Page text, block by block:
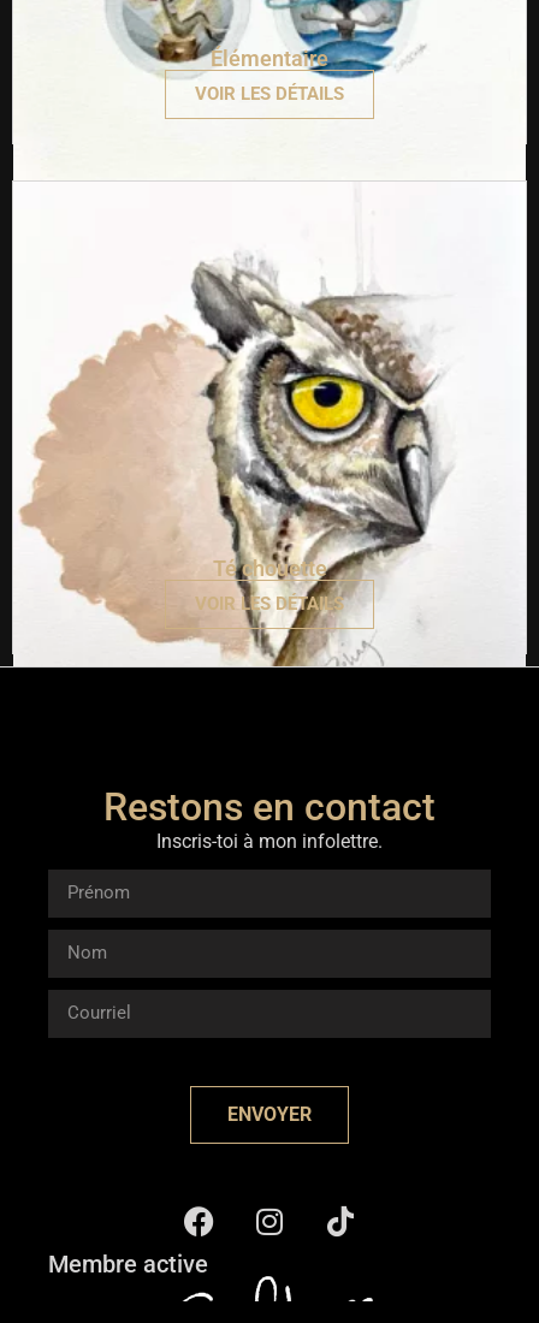
Élémentaire
VOIR LES DÉTAILS
Té chouette
VOIR LES DÉTAILS
Restons en contact
Inscris-toi à mon infolettre.
ENVOYER
Membre active